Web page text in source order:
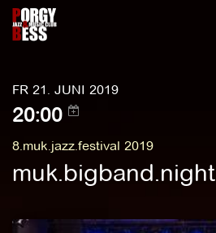
FR 21. JUNI 2019
20:00
8.muk.jazz.festival 2019
muk.bigband.night